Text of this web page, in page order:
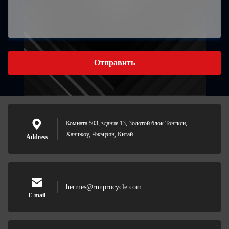
Отправить
Address
Комната 503, здание 13, Золотой блок Тонгкси,
Ханчжоу, Чжэцзян, Китай
E-mail
hermes@runprocycle.com